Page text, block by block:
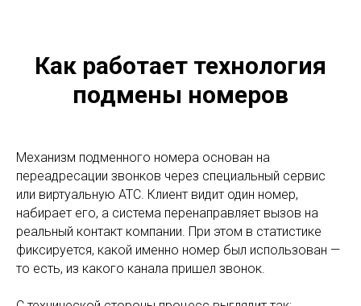
Как работает технология
подмены номеров
Механизм подменного номера основан на
переадресации звонков через специальный сервис
или виртуальную АТС. Клиент видит один номер,
набирает его, а система перенаправляет вызов на
реальный контакт компании. При этом в статистике
фиксируется, какой именно номер был использован —
то есть, из какого канала пришел звонок.